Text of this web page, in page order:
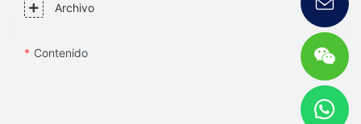
Archivo
Contenido